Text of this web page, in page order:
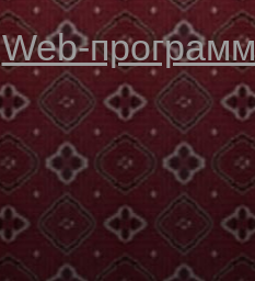
Web-